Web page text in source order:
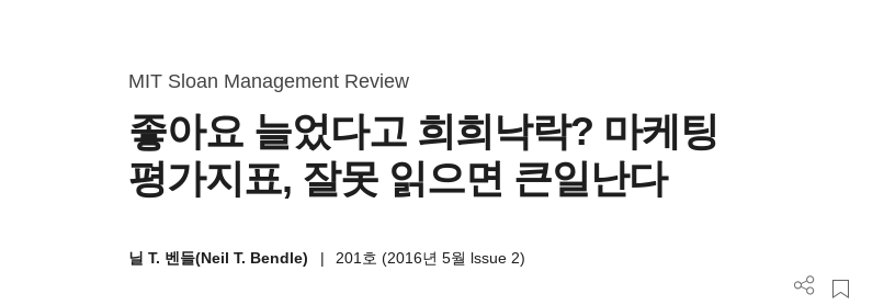
MIT Sloan Management Review
좋아요 늘었다고 희희낙락? 마케팅
평가지표, 잘못 읽으면 큰일난다
닐 T. 벤들(Neil T. Bendle) | 201호 (2016년 5월 lssue 2)